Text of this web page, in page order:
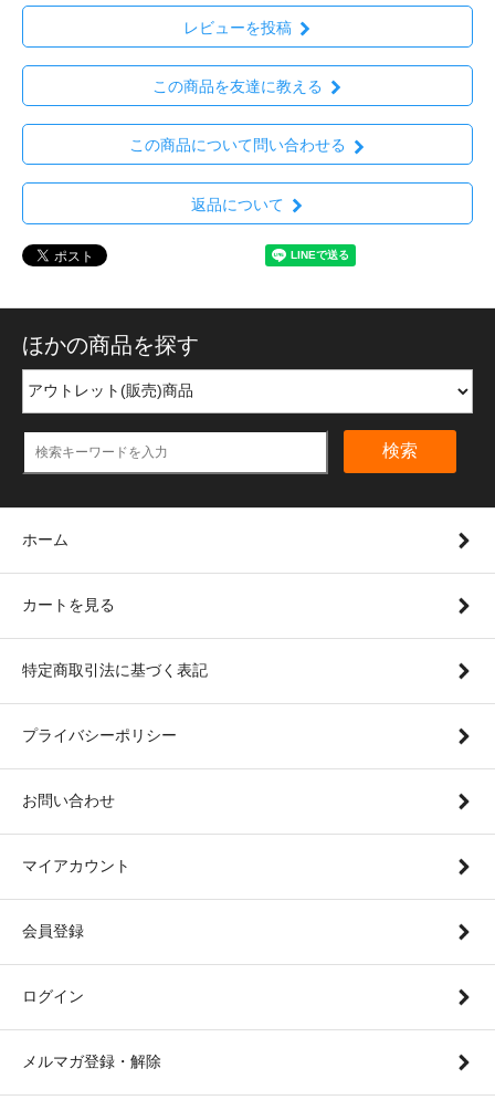
レビューを投稿
この商品を友達に教える
この商品について問い合わせる
返品について
ほかの商品を探す
検索
ホーム
カートを見る
特定商取引法に基づく表記
プライバシーポリシー
お問い合わせ
マイアカウント
会員登録
ログイン
メルマガ登録・解除